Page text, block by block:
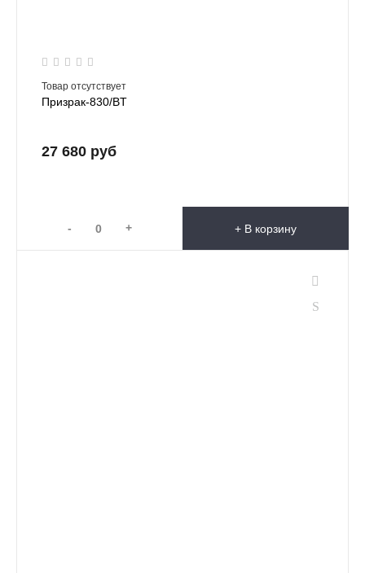
Товар отсутствует
Призрак-830/BT
27 680 руб
- + + В корзину